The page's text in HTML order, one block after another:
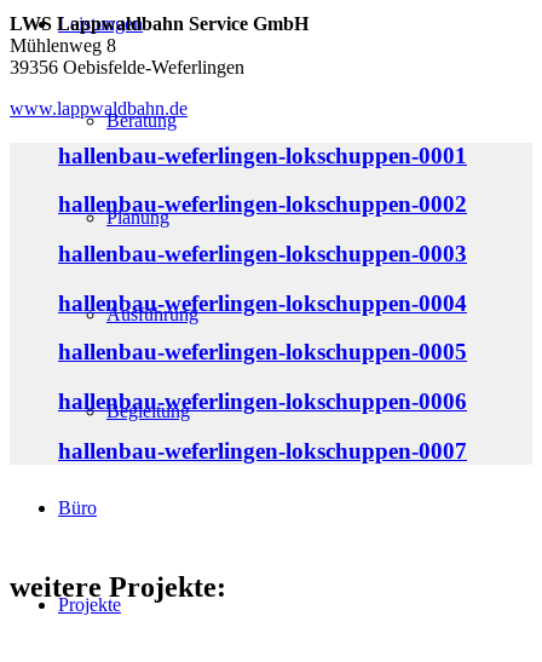
Leistungen
Beratung
Planung
Ausführung
Begleitung
Büro
Projekte
LWS Lappwaldbahn Service GmbH
Mühlenweg 8
39356 Oebisfelde-Weferlingen
www.lappwaldbahn.de
hallenbau-weferlingen-lokschuppen-0001
hallenbau-weferlingen-lokschuppen-0002
hallenbau-weferlingen-lokschuppen-0003
hallenbau-weferlingen-lokschuppen-0004
hallenbau-weferlingen-lokschuppen-0005
hallenbau-weferlingen-lokschuppen-0006
hallenbau-weferlingen-lokschuppen-0007
weitere Projekte: